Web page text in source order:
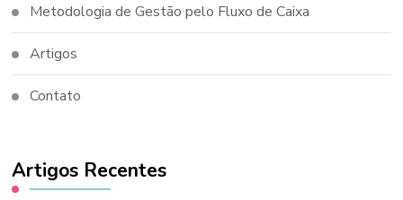
Metodologia de Gestão pelo Fluxo de Caixa
Artigos
Contato
Artigos Recentes